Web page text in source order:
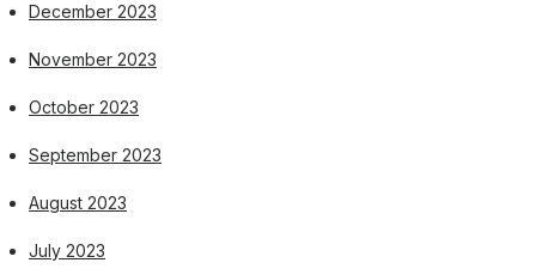
December 2023
November 2023
October 2023
September 2023
August 2023
July 2023